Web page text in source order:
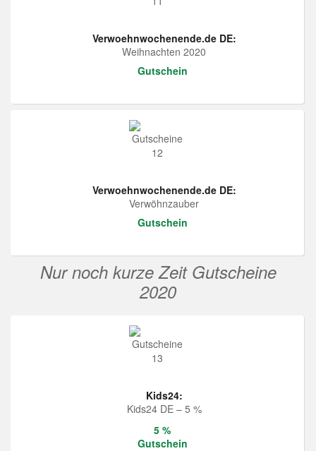
Verwoehnwochenende.de DE:
Weihnachten 2020
Gutschein
Verwoehnwochenende.de DE:
Verwöhnzauber
Gutschein
Nur noch kurze Zeit Gutscheine
2020
Kids24:
Kids24 DE – 5 %
5 %
Gutschein